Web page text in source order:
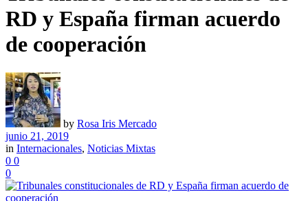
RD y España firman acuerdo
de cooperación
by Rosa Iris Mercado
junio 21, 2019
in Internacionales, Noticias Mixtas
0 0
0